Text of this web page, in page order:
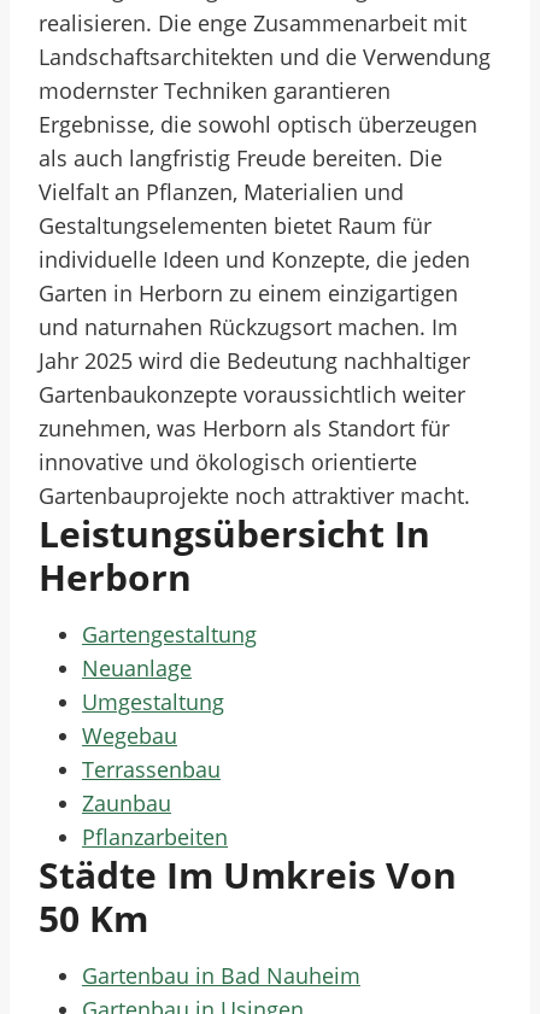
realisieren. Die enge Zusammenarbeit mit
Landschaftsarchitekten und die Verwendung
modernster Techniken garantieren
Ergebnisse, die sowohl optisch überzeugen
als auch langfristig Freude bereiten. Die
Vielfalt an Pflanzen, Materialien und
Gestaltungselementen bietet Raum für
individuelle Ideen und Konzepte, die jeden
Garten in Herborn zu einem einzigartigen
und naturnahen Rückzugsort machen. Im
Jahr 2025 wird die Bedeutung nachhaltiger
Gartenbaukonzepte voraussichtlich weiter
zunehmen, was Herborn als Standort für
innovative und ökologisch orientierte
Gartenbauprojekte noch attraktiver macht.
Leistungsübersicht In
Herborn
Gartengestaltung
Neuanlage
Umgestaltung
Wegebau
Terrassenbau
Zaunbau
Pflanzarbeiten
Städte Im Umkreis Von
50 Km
Gartenbau in Bad Nauheim